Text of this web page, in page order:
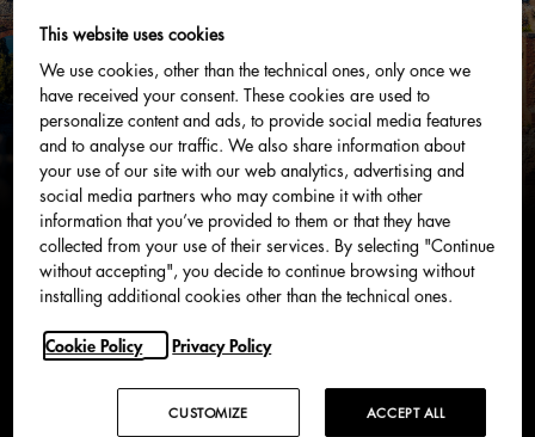
LIFESTYLE luglio 2026
Sicilia, promessa di bellezza eterna
NEWS SFILATE STORIA DEL BRAND
This website uses cookies
We use cookies, other than the technical ones, only once we
have received your consent. These cookies are used to
personalize content and ads, to provide social media features
and to analyse our traffic. We also share information about
your use of our site with our web analytics, advertising and
social media partners who may combine it with other
information that you’ve provided to them or that they have
collected from your use of their services. By selecting "Continue
without accepting", you decide to continue browsing without
installing additional cookies other than the technical ones.
Cookie Policy Privacy Policy
CUSTOMIZE ACCEPT ALL